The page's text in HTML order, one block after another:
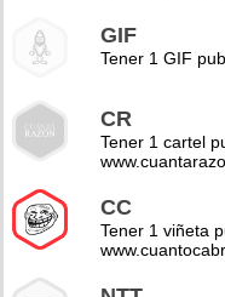
GIF
Tener 1 GIF
CR
Tener 1 cartel
CC
Tener 1 viñeta